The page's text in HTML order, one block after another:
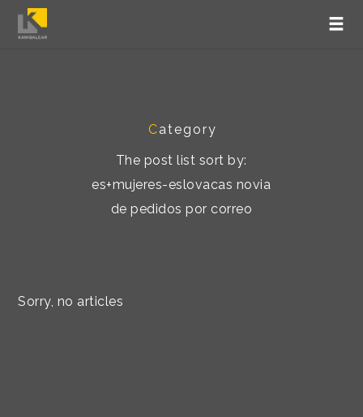
Category
The post list sort by:
es+mujeres-eslovacas novia
de pedidos por correo
Sorry, no articles